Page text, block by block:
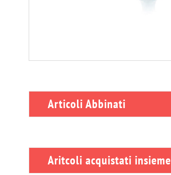
Articoli Abbinati
Aritcoli acquistati insieme